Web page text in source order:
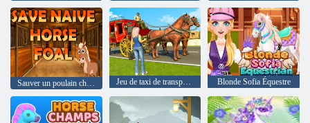
Jeu de taxi de transport de charrette à chevaux Blonde Sofia Équestre